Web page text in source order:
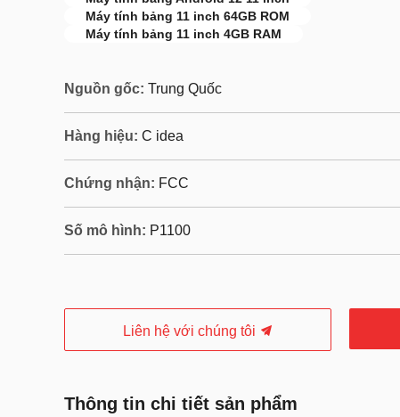
Máy tính bảng 11 inch 64GB ROM
Máy tính bảng 11 inch 4GB RAM
Nguồn gốc: Trung Quốc
Hàng hiệu: C idea
Chứng nhận: FCC
Số mô hình: P1100
Liên hệ với chúng tôi
Thông tin chi tiết sản phẩm